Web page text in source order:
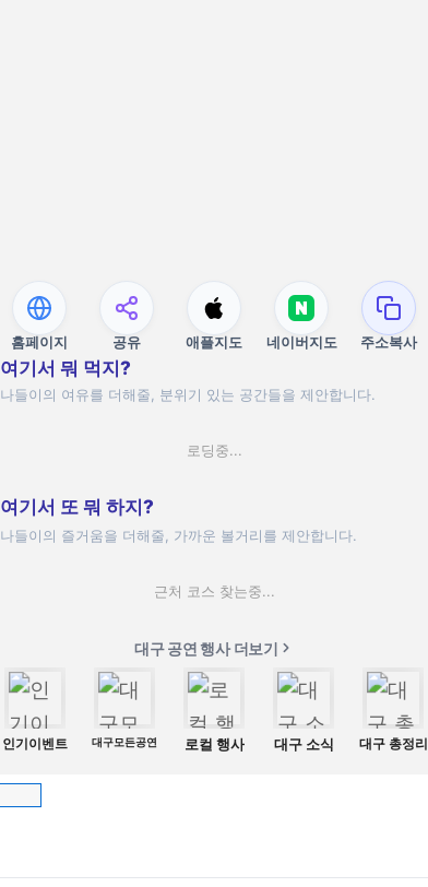
홈페이지 공유 애플지도 네이버지도 주소복사
여기서 뭐 먹지?
나들이의 여유를 더해줄, 분위기 있는 공간들을 제안합니다.
로딩중...
여기서 또 뭐 하지?
나들이의 즐거움을 더해줄, 가까운 볼거리를 제안합니다.
근처 코스 찾는중...
대구 공연 행사 더보기
인기이벤트 대구모든공연 로컬 행사 대구 소식 대구 총정리